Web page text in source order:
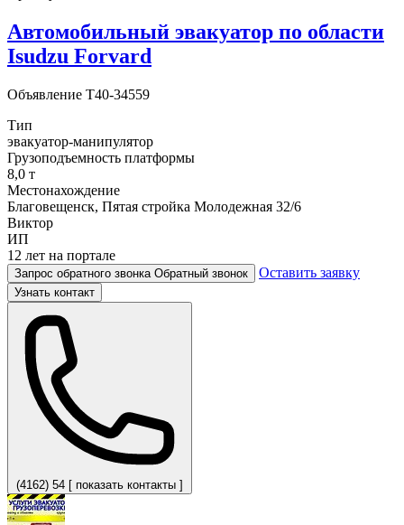
Автомобильный эвакуатор по области
Isudzu Forvard
Объявление T40-34559
Тип
эвакуатор-манипулятор
Грузоподъемность платформы
8,0 т
Местонахождение
Благовещенск, Пятая стройка Молодежная 32/6
Виктор
ИП
12 лет на портале
Запрос обратного звонка Обратный звонок Оставить заявку
Узнать контакт
(4162) 54 [ показать контакты ]